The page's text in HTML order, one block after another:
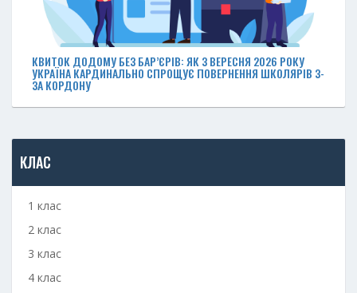
КВИТОК ДОДОМУ БЕЗ БАР’ЄРІВ: ЯК З ВЕРЕСНЯ 2026 РОКУ
УКРАЇНА КАРДИНАЛЬНО СПРОЩУЄ ПОВЕРНЕННЯ ШКОЛЯРІВ З-
ЗА КОРДОНУ
КЛАС
1 клас
2 клас
3 клас
4 клас